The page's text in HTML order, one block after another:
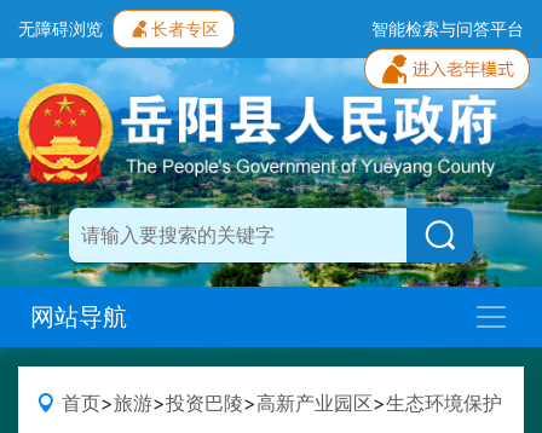
无障碍浏览 长者专区 智能检索与问答平台
网站导航
首页>旅游>投资巴陵>高新产业园区>生态环境保护